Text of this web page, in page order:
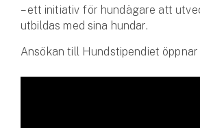
Jakthundsförsäkring
– ett initiativ för hundägare att
utbildas med sina hundar.
Ansökan till Hundstipendiet öppnar